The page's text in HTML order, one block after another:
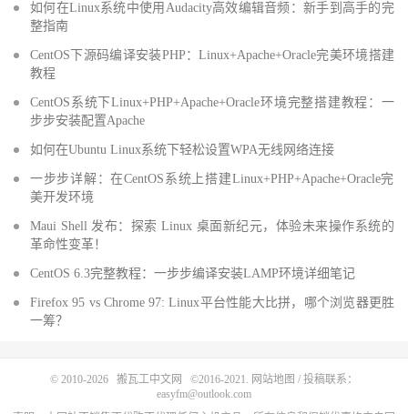
如何在Linux系统中使用Audacity高效编辑音频：新手到高手的完
整指南
CentOS下源码编译安装PHP：Linux+Apache+Oracle完美环境搭建
教程
CentOS系统下Linux+PHP+Apache+Oracle环境完整搭建教程：一
步步安装配置Apache
如何在Ubuntu Linux系统下轻松设置WPA无线网络连接
一步步详解：在CentOS系统上搭建Linux+PHP+Apache+Oracle完
美开发环境
Maui Shell 发布：探索 Linux 桌面新纪元，体验未来操作系统的
革命性变革！
CentOS 6.3完整教程：一步步编译安装LAMP环境详细笔记
Firefox 95 vs Chrome 97: Linux平台性能大比拼，哪个浏览器更胜
一筹？
© 2010-2026 搬瓦工中文网 ©2016-2021. 网站地图 / 投稿联系：
easyfm@outlook.com